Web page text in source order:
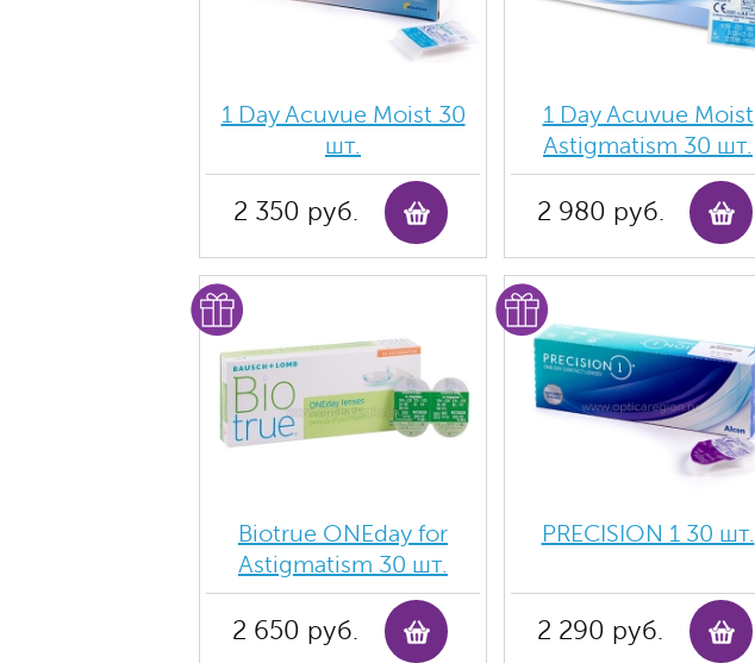
1 Day Acuvue Moist 30
шт.
2 350 руб.
1 Day Acuvue Moist
Аstigmatism 30 шт.
2 980 руб.
Biotrue ONEday for
Astigmatism 30 шт.
2 650 руб.
PRECISION 1 30 шт.
2 290 руб.